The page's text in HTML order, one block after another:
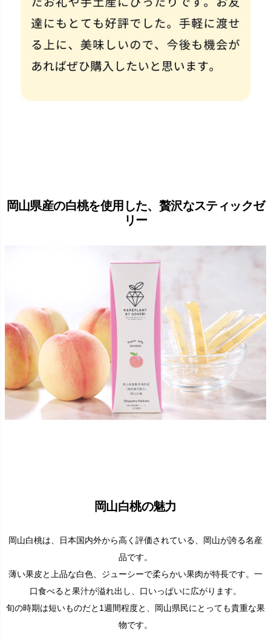
岡山県産の白桃を使用した、贅沢なスティックゼ
リー
岡山白桃の魅力
岡山白桃は、日本国内外から高く評価されている、岡山が誇る名産
品です。
薄い果皮と上品な白色、ジューシーで柔らかい果肉が特長です。一
口食べると果汁が溢れ出し、口いっぱいに広がります。
旬の時期は短いものだと1週間程度と、岡山県民にとっても貴重な果
物です。